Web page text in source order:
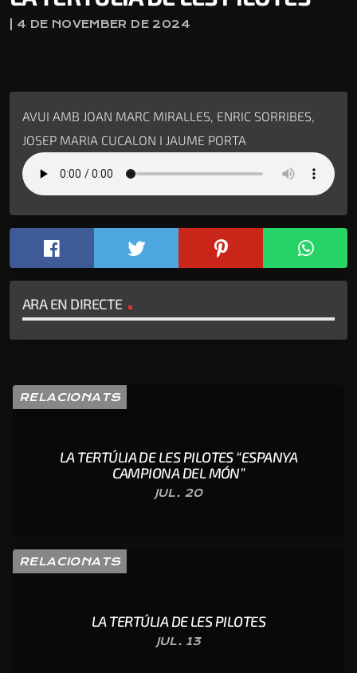
| 4 DE NOVEMBER DE 2024
AVUI AMB JOAN MARC MIRALLES, ENRIC SORRIBES,
JOSEP MARIA CUCALON I JAUME PORTA
ARA EN DIRECTE
RELACIONATS
LA TERTÚLIA DE LES PILOTES “ESPANYA
CAMPIONA DEL MÓN”
JUL. 20
RELACIONATS
LA TERTÚLIA DE LES PILOTES
JUL. 13